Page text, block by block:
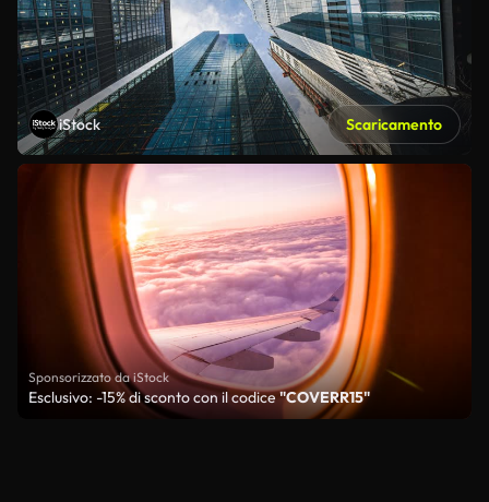
iStock Scaricamento
Sponsorizzato da iStock
Esclusivo: -15% di sconto con il codice"COVERR15"